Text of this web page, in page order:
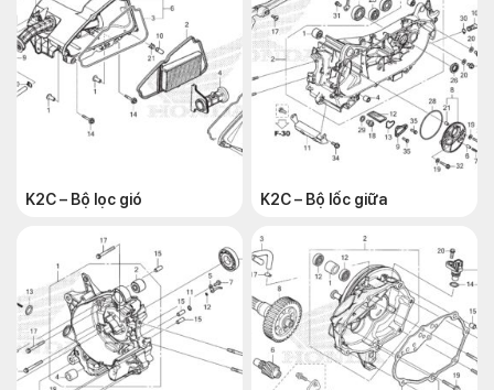
K2C – Bộ lọc gió K2C – Bộ lốc giữa